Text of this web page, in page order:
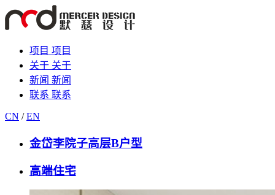
项目 项目
关于 关于
新闻 新闻
联系 联系
CN / EN
金岱李院子高层B户型
高端住宅